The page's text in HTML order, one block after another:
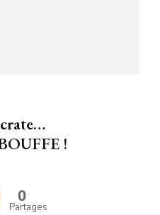
!
0
Partages